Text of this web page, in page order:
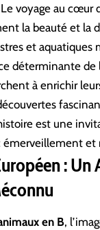
voyage au cœur
la beauté et la
et aquatiques
déterminante de
à enrichir
est une
émerveillement et
: Un
en B,